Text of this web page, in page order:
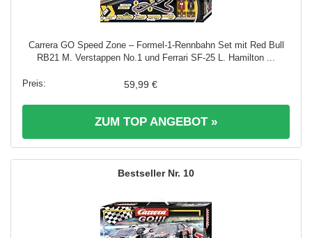
Carrera GO Speed Zone – Formel-1-Rennbahn Set mit Red Bull
RB21 M. Verstappen No.1 und Ferrari SF-25 L. Hamilton ...
59,99 €
ZUM TOP ANGEBOT »
10